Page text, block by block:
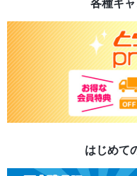
各種キャ
はじめて